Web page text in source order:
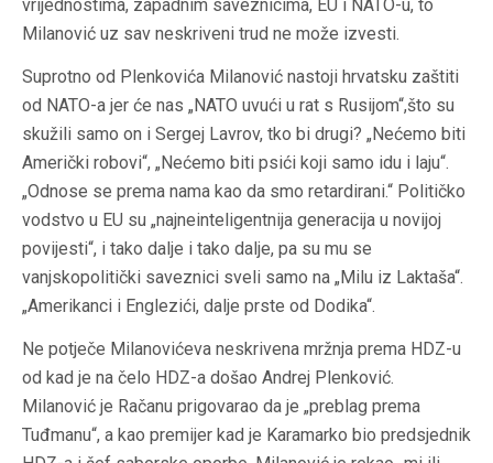
vrijednostima, zapadnim saveznicima, EU i NATO-u, to
Milanović uz sav neskriveni trud ne može izvesti.
Suprotno od Plenkovića Milanović nastoji hrvatsku zaštiti
od NATO-a jer će nas „NATO uvući u rat s Rusijom“,što su
skužili samo on i Sergej Lavrov, tko bi drugi? „Nećemo biti
Američki robovi“, „Nećemo biti psići koji samo idu i laju“.
„Odnose se prema nama kao da smo retardirani.“ Političko
vodstvo u EU su „najneinteligentnija generacija u novijoj
povijesti“, i tako dalje i tako dalje, pa su mu se
vanjskopolitički saveznici sveli samo na „Milu iz Laktaša“.
„Amerikanci i Englezići, dalje prste od Dodika“.
Ne potječe Milanovićeva neskrivena mržnja prema HDZ-u
od kad je na čelo HDZ-a došao Andrej Plenković.
Milanović je Račanu prigovarao da je „preblag prema
Tuđmanu“, a kao premijer kad je Karamarko bio predsjednik